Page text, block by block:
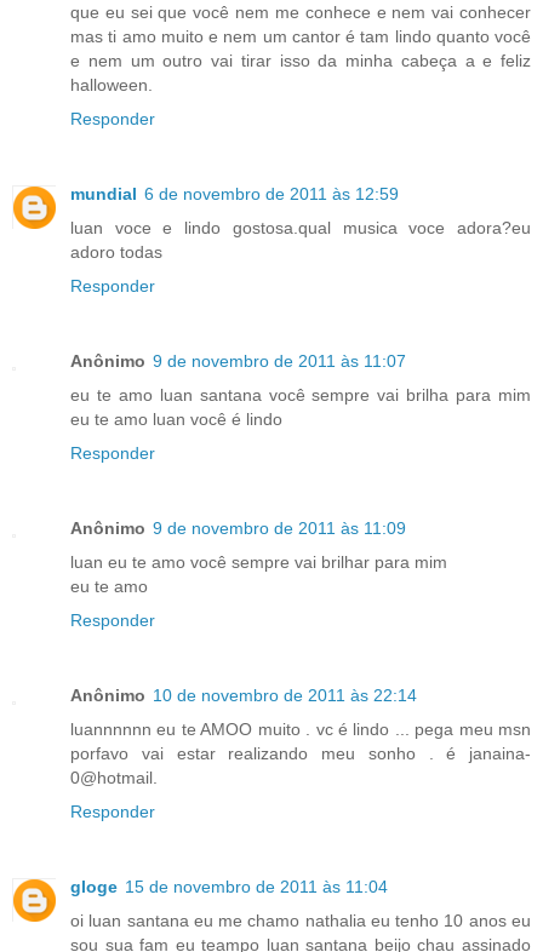
que eu sei que você nem me conhece e nem vai conhecer
mas ti amo muito e nem um cantor é tam lindo quanto você
e nem um outro vai tirar isso da minha cabeça a e feliz
halloween.
Responder
mundial 6 de novembro de 2011 às 12:59
luan voce e lindo gostosa.qual musica voce adora?eu
adoro todas
Responder
Anônimo 9 de novembro de 2011 às 11:07
eu te amo luan santana você sempre vai brilha para mim
eu te amo luan você é lindo
Responder
Anônimo 9 de novembro de 2011 às 11:09
luan eu te amo você sempre vai brilhar para mim
eu te amo
Responder
Anônimo 10 de novembro de 2011 às 22:14
luannnnnn eu te AMOO muito . vc é lindo ... pega meu msn
porfavo vai estar realizando meu sonho . é janaina-
0@hotmail.
Responder
gloge 15 de novembro de 2011 às 11:04
oi luan santana eu me chamo nathalia eu tenho 10 anos eu
sou sua fam eu teampo luan santana beijo chau assinado